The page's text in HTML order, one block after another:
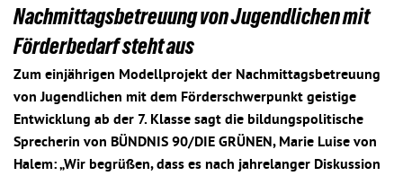
Nachmittagsbetreuung von Jugendlichen mit
Förderbedarf steht aus
Zum einjährigen Modellprojekt der Nachmittagsbetreuung
von Jugendlichen mit dem Förderschwerpunkt geistige
Entwicklung ab der 7. Klasse sagt die bildungspolitische
Sprecherin von BÜNDNIS 90/DIE GRÜNEN, Marie Luise von
Halem: „Wir begrüßen, dass es nach jahrelanger Diskussion